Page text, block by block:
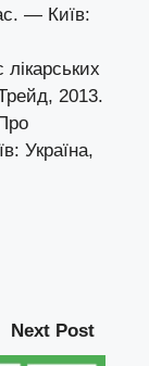
— Київ:
2013.
Україна,
Next Post